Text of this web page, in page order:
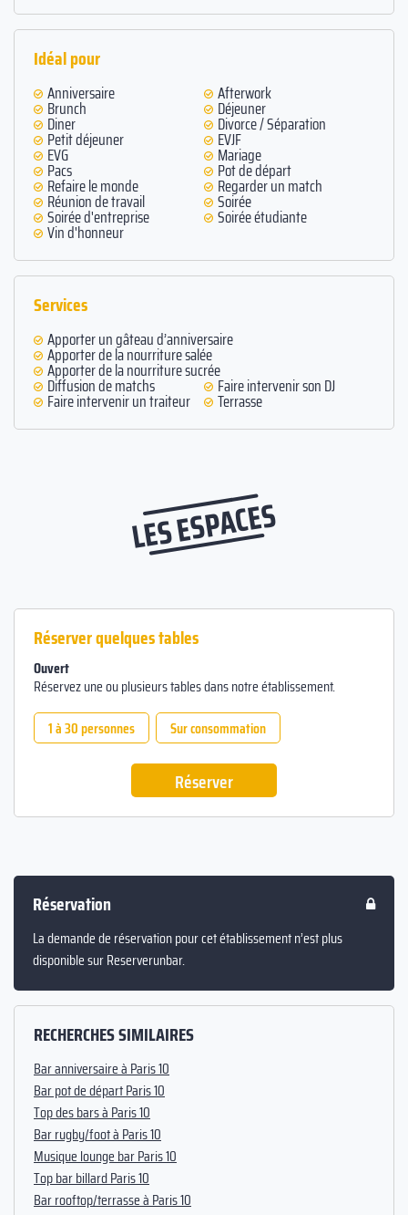
Idéal pour
Anniversaire Afterwork
Brunch Déjeuner
Diner Divorce / Séparation
Petit déjeuner EVJF
EVG Mariage
Pacs Pot de départ
Refaire le monde Regarder un match
Réunion de travail Soirée
Soirée d'entreprise Soirée étudiante
Vin d'honneur
Services
Apporter un gâteau d’anniversaire
Apporter de la nourriture salée
Apporter de la nourriture sucrée
Diffusion de matchs Faire intervenir son DJ
Faire intervenir un traiteur Terrasse
LES ESPACES
Réserver quelques tables
Ouvert
Réservez une ou plusieurs tables dans notre établissement.
1 à 30 personnes
Sur consommation
Réserver
Réservation
La demande de réservation pour cet établissement n’est plus
disponible sur Reserverunbar.
RECHERCHES SIMILAIRES
Bar anniversaire à Paris 10
Bar pot de départ Paris 10
Top des bars à Paris 10
Bar rugby/foot à Paris 10
Musique lounge bar Paris 10
Top bar billard Paris 10
Bar rooftop/terrasse à Paris 10